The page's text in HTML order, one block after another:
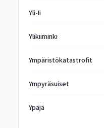
Yli-Ii
Ylikiiminki
Ympäristökatastrofit
Ympyräsuiset
Ypäjä